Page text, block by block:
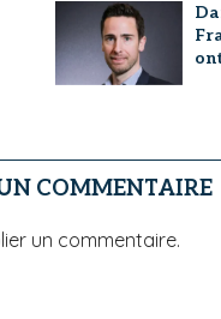
COMMENTAIRE
un commentaire.